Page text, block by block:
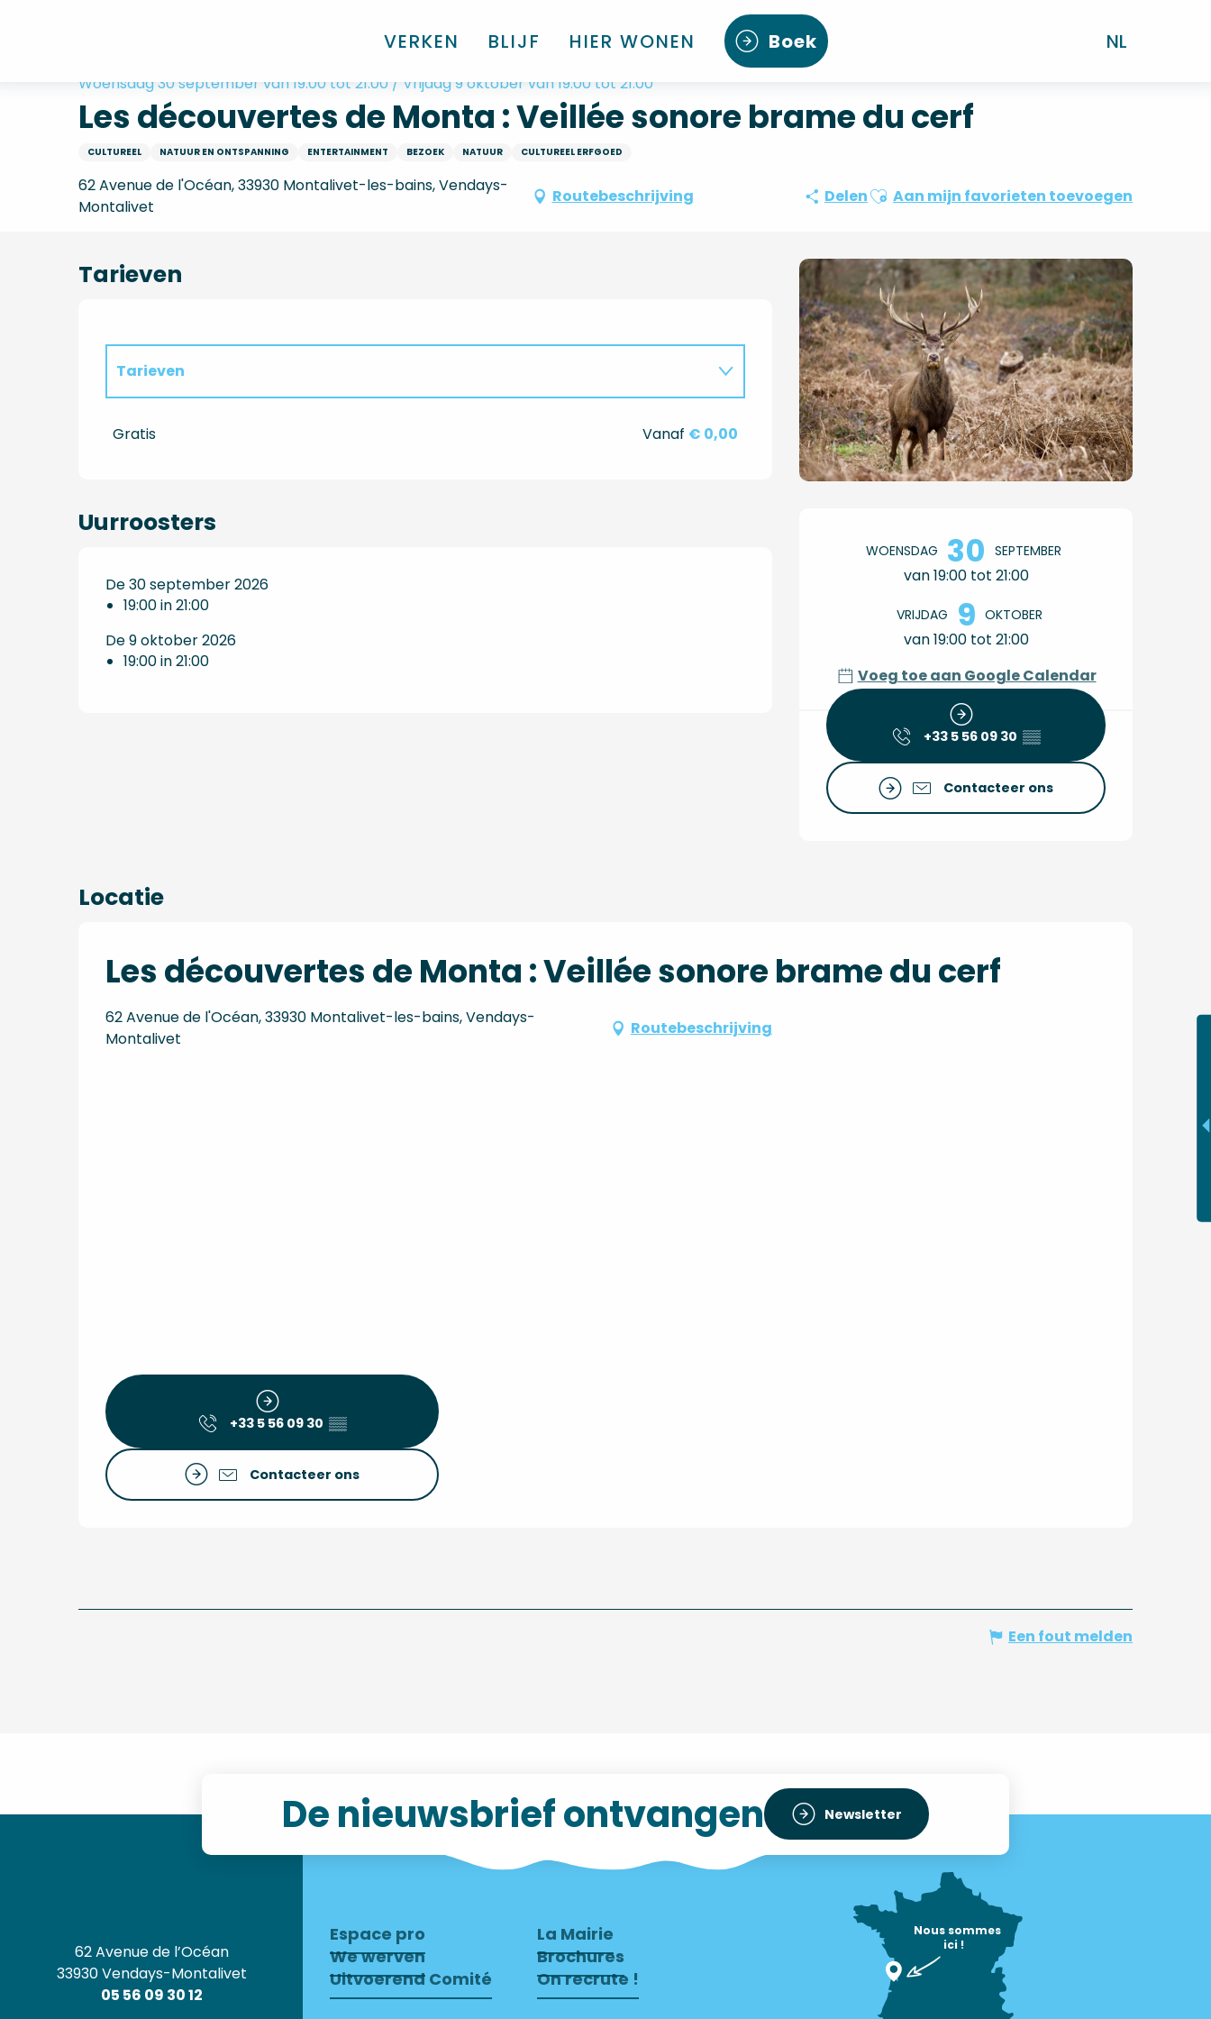
NL
VERKEN BLIJF HIER WONEN Boek
Woensdag 30 september van 19:00 tot 21:00 / Vrijdag 9 oktober van 19:00 tot 21:00
Les découvertes de Monta : Veillée sonore brame du cerf
CULTUREEL NATUUR EN ONTSPANNING ENTERTAINMENT BEZOEK NATUUR CULTUREEL ERFGOED
62 Avenue de l'Océan, 33930 Montalivet-les-bains, Vendays-
Montalivet
Routebeschrijving DelenAjouter aux favoris
Aan mijn favorieten toevoegen
Openingstijden en
WOENSDAG 30 SEPTEMBER
van 19:00 tot 21:00
VRIJDAG 9 OKTOBER
van 19:00 tot 21:00
Voeg toe aan Google Calendar
+33 5 56 09 30 ▒▒
Contacteer ons
Tarieven
Tarieven
Tarieven 2027
Gratis Vanaf € 0,00
Uurroosters
De 30 september 2026
19:00 in 21:00
De 9 oktober 2026
19:00 in 21:00
Locatie
Les découvertes de Monta : Veillée sonore brame du cerf
62 Avenue de l'Océan, 33930 Montalivet-les-bains, Vendays-
Montalivet
Routebeschrijving
+33 5 56 09 30 ▒▒
Contacteer ons
Een fout melden
De nieuwsbrief ontvangen Newsletter
62 Avenue de l’Océan
33930 Vendays-Montalivet
05 56 09 30 12
Espace pro
We werven
Uitvoerend Comité
La Mairie
Brochures
On recrute !
Nous sommes
ici !